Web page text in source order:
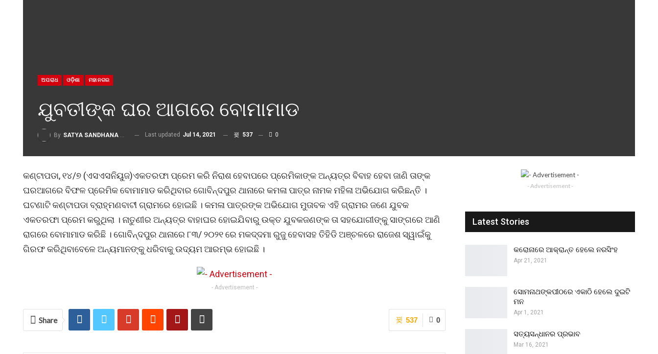
ଅପରାଧ ଓଡ଼ିଶା ମହାନଗର
ଯୁବତୀଙ୍କ ଘର ଆଗରେ ବୋମାମାଡ
By SATYA SANDHANA DESK Last updated Jul 14, 2021 537 0
କଣ୍ଟାପଡା, ୧୪/୭ (ଏସଏସନିୟୁଜ)ଏକତରଫା ପ୍ରେମ କରି ନିରାଶ ହେବାପରେ ପ୍ରେମିକାଙ୍କ ଅନ୍ୟତ୍ର ବିବାହ ହେବା ଜାଣି ତାଙ୍କ
ଘରଆଗରେ ବିଫଳ ପ୍ରେମିକ ବୋମାମାଡ କରିଥିବାର ଗୋବିନ୍ଦପୁର ଥାନାରେ କମଳା ପାତ୍ର ନାମକ ମହିଳା ଅଭିଯୋଗ କରିଛନ୍ତି ।
ଘଟଣାଟି କଣ୍ଟାପଡା ବ୍ରାହ୍ମଣବାଟୀ ଗ୍ରାମରେ ହୋଇଛି । କମଳା ପାତ୍ରଙ୍କ ଅଭିଯୋଗ ମୁତାବକ ଏହି ଗ୍ରାମର ଜଣେ ଯୁବକ
ଏକତରଫା ପ୍ରେମ କରୁଥିଲା । ନାତୁଣୀର ଅନ୍ୟତ୍ର ବାହାଘର ହୋଇଯିବାରୁ ଉକ୍ତ ଯୁବକଜଣଙ୍କ ତା ସହଯୋଗୀଙ୍କୁ ସାଙ୍ଗରେ ଆଣି
ରାଗରେ ବୋମାମାଡ କରିଛି । ଗୋବିନ୍ଦପୁର ଥାନାରେ ୮୩/ ୨୦୨୧ ରେ ମକଦ୍ଦମା ରୁଜୁ ହେବାସହ ତିହିଡି ଅଞ୍ଚଳରେ ରାଜେଶ ସ୍ୱାଇଁକୁ
ଗିରଫ କରିଥିବାବେଳେ ଅନ୍ୟମାନଙ୍କୁ ଧରିବାକୁ ଉଦ୍ୟମ ଆରମ୍ଭ ହୋଇଛି ।
- Advertisement -
0
537
Share
- Advertisement -
Latest Stories
କରୋନାରେ ଆକ୍ରାନ୍ତ ହେଲେ ନରସିଂହ
Apr 21, 2021
ସୋମନାଥଙ୍କପୀଠରେ ଏକାଠି ହେଲେ ଦୁଇଟି
ମନ
Apr 1, 2021
ସତ୍ୟସନ୍ଧାନର ପ୍ରଭାବ
Mar 16, 2021